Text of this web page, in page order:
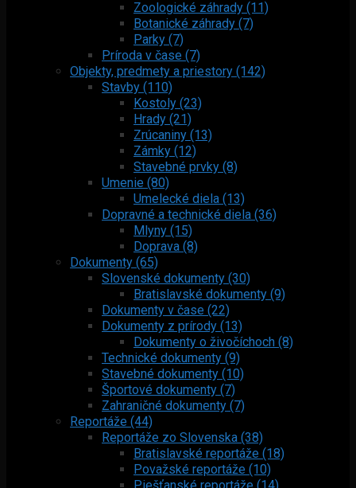
Zoologické záhrady (11)
Botanické záhrady (7)
Parky (7)
Príroda v čase (7)
Objekty, predmety a priestory (142)
Stavby (110)
Kostoly (23)
Hrady (21)
Zrúcaniny (13)
Zámky (12)
Stavebné prvky (8)
Umenie (80)
Umelecké diela (13)
Dopravné a technické diela (36)
Mlyny (15)
Doprava (8)
Dokumenty (65)
Slovenské dokumenty (30)
Bratislavské dokumenty (9)
Dokumenty v čase (22)
Dokumenty z prírody (13)
Dokumenty o živočíchoch (8)
Technické dokumenty (9)
Stavebné dokumenty (10)
Športové dokumenty (7)
Zahraničné dokumenty (7)
Reportáže (44)
Reportáže zo Slovenska (38)
Bratislavské reportáže (18)
Považské reportáže (10)